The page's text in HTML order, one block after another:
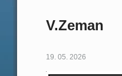
V.Zeman
19. 05. 2026